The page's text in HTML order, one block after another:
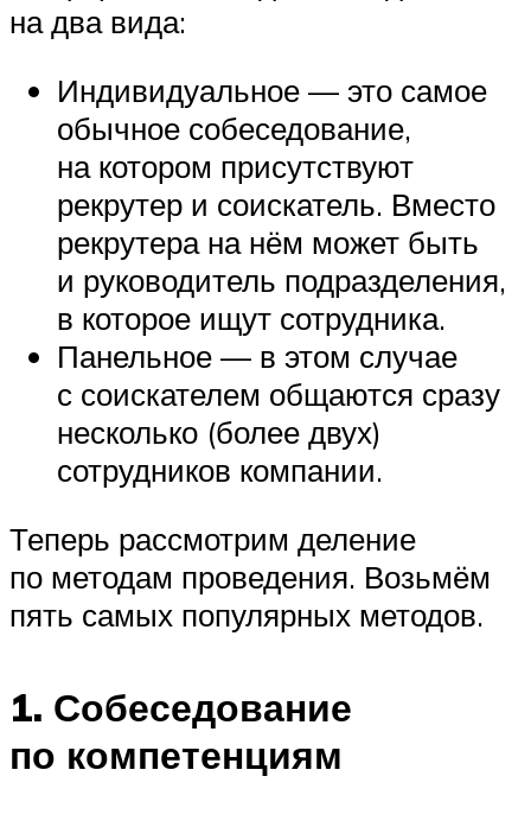
на два вида:
Индивидуальное — это самое
обычное собеседование,
на котором присутствуют
рекрутер и соискатель. Вместо
рекрутера на нём может быть
и руководитель подразделения,
в которое ищут сотрудника.
Панельное — в этом случае
с соискателем общаются сразу
несколько (более двух)
сотрудников компании.
Теперь рассмотрим деление
по методам проведения. Возьмём
пять самых популярных методов.
1. Собеседование
по компетенциям